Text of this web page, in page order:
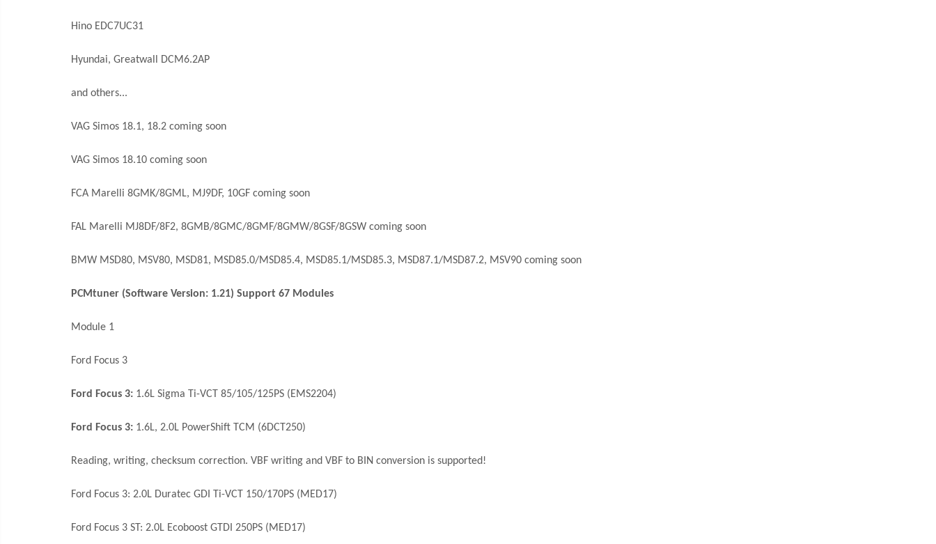
Hino EDC7UC31
Hyundai, Greatwall DCM6.2AP
and others...
VAG Simos 18.1, 18.2 coming soon
VAG Simos 18.10 coming soon
FCA Marelli 8GMK/8GML, MJ9DF, 10GF coming soon
FAL Marelli MJ8DF/8F2, 8GMB/8GMC/8GMF/8GMW/8GSF/8GSW coming soon
BMW MSD80, MSV80, MSD81, MSD85.0/MSD85.4, MSD85.1/MSD85.3, MSD87.1/MSD87.2, MSV90 coming soon
PCMtuner (Software Version: 1.21) Support 67 Modules
Module 1
Ford Focus 3
Ford Focus 3: 1.6L Sigma Ti-VCT 85/105/125PS (EMS2204)
Ford Focus 3: 1.6L, 2.0L PowerShift TCM (6DCT250)
Reading, writing, checksum correction. VBF writing and VBF to BIN conversion is supported!
Ford Focus 3: 2.0L Duratec GDI Ti-VCT 150/170PS (MED17)
Ford Focus 3 ST: 2.0L Ecoboost GTDI 250PS (MED17)